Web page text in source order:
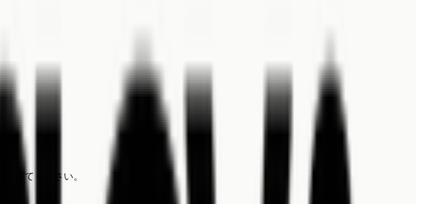
してください。